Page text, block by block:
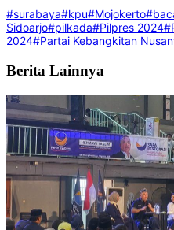
#surabaya#kpu#Mojokerto
Sidoarjo#pilkada#Pilpres 2024
2024#Partai Kebangkitan
Berita Lainnya